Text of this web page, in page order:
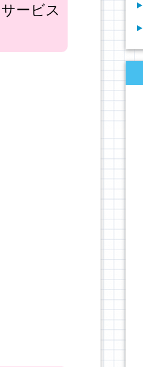
サービス